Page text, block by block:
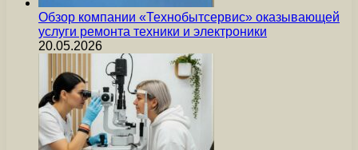
Обзор компании «Технобытсервис» оказывающей
услуги ремонта техники и электроники
20.05.2026